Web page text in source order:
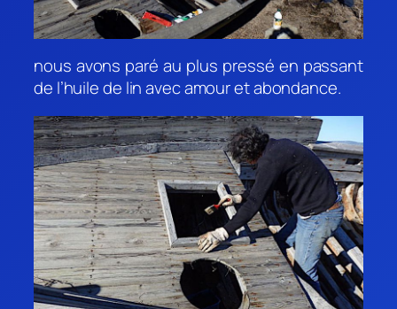
nous avons paré au plus pressé en passant
de l’huile de lin avec amour et abondance.